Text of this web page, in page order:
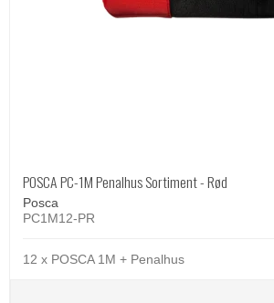
POSCA PC-1M Penalhus Sortiment - Rød
Posca
PC1M12-PR
12 x POSCA 1M + Penalhus